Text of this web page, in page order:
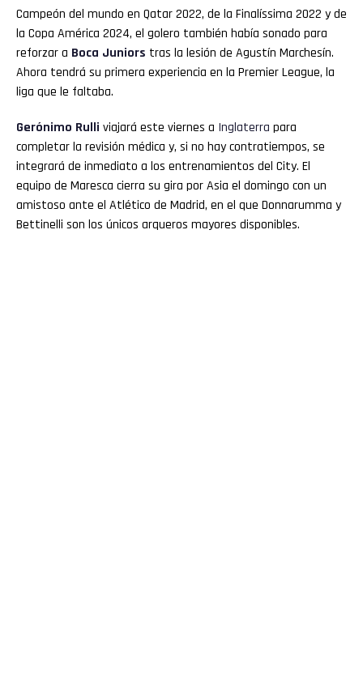
Campeón del mundo en Qatar 2022, de la Finalíssima 2022 y de
la Copa América 2024, el golero también había sonado para
reforzar a Boca Juniors tras la lesión de Agustín Marchesín.
Ahora tendrá su primera experiencia en la Premier League, la
liga que le faltaba.
Gerónimo Rulli viajará este viernes a Inglaterra para
completar la revisión médica y, si no hay contratiempos, se
integrará de inmediato a los entrenamientos del City. El
equipo de Maresca cierra su gira por Asia el domingo con un
amistoso ante el Atlético de Madrid, en el que Donnarumma y
Bettinelli son los únicos arqueros mayores disponibles.